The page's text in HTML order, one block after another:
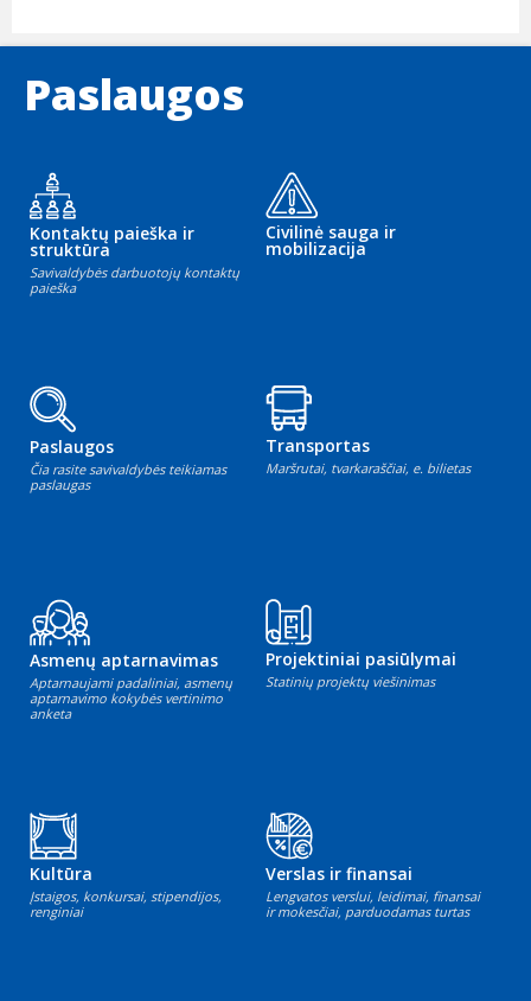
Paslaugos
Kontaktų paieška ir
struktūra
Savivaldybės darbuotojų kontaktų
paieška
Civilinė sauga ir
mobilizacija
Paslaugos
Čia rasite savivaldybės teikiamas
paslaugas
Transportas
Maršrutai, tvarkaraščiai, e. bilietas
Asmenų aptarnavimas
Aptarnaujami padaliniai, asmenų
aptarnavimo kokybės vertinimo
anketa
Projektiniai pasiūlymai
Statinių projektų viešinimas
Kultūra
Įstaigos, konkursai, stipendijos,
renginiai
Verslas ir finansai
Lengvatos verslui, leidimai, finansai
ir mokesčiai, parduodamas turtas